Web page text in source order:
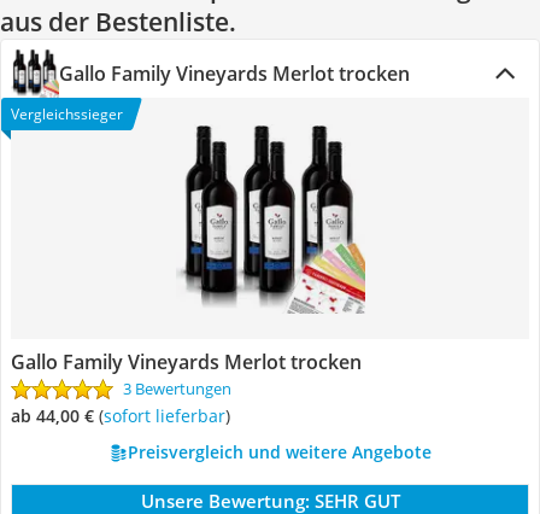
aus der Bestenliste.
Gallo Family Vineyards Merlot trocken
Vergleichssieger
Gallo Family Vineyards Merlot trocken
3 Bewertungen
ab 44,00 € ( Sofort lieferbar)
Preisvergleich und weitere Angebote
Unsere Bewertung: SEHR GUT